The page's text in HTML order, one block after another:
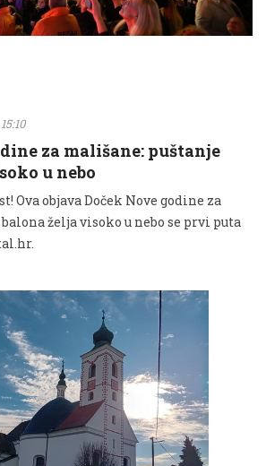
za mališane: puštanje
u nebo
Ova objava Doček Nove godine za
želja visoko u nebo se prvi puta